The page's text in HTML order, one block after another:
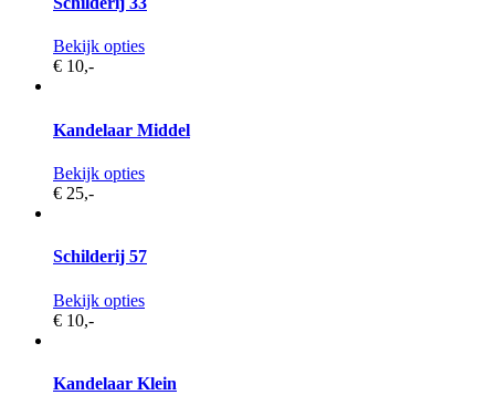
Bekijk opties
€ 10,-
Kandelaar Middel
Bekijk opties
€ 25,-
Schilderij 57
Bekijk opties
€ 10,-
Kandelaar Klein